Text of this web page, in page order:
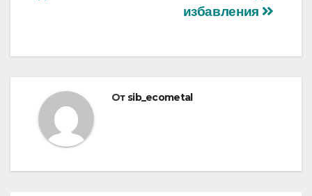
избавления
От sib_ecometal